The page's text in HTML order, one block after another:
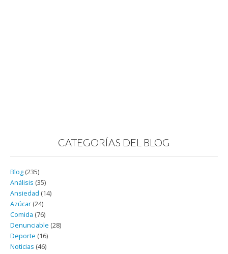
CATEGORÍAS DEL BLOG
Blog (235)
Análisis (35)
Ansiedad (14)
Azúcar (24)
Comida (76)
Denunciable (28)
Deporte (16)
Noticias (46)